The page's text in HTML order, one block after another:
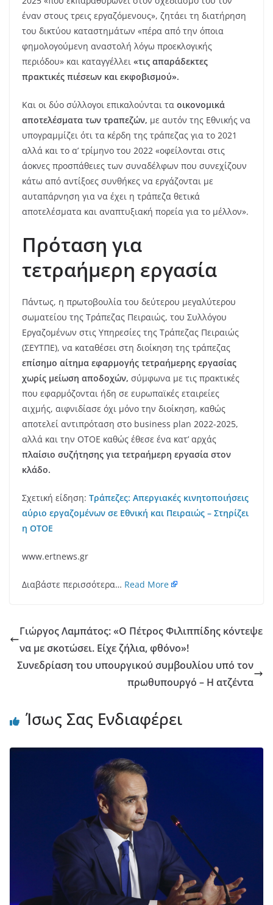
έναν στους τρεις εργαζόμενους», ζητάει τη διατήρηση
του δικτύου καταστημάτων «πέρα από την όποια
φημολογούμενη αναστολή λόγω προεκλογικής
περιόδου» και καταγγέλλει «τις απαράδεκτες
πρακτικές πιέσεων και εκφοβισμού».
Και οι δύο σύλλογοι επικαλούνται τα οικονομικά
αποτελέσματα των τραπεζών, με αυτόν της Εθνικής να
υπογραμμίζει ότι τα κέρδη της τράπεζας για το 2021
αλλά και το α’ τρίμηνο του 2022 «οφείλονται στις
άοκνες προσπάθειες των συναδέλφων που συνεχίζουν
κάτω από αντίξοες συνθήκες να εργάζονται με
αυταπάρνηση για να έχει η τράπεζα θετικά
αποτελέσματα και αναπτυξιακή πορεία για το μέλλον».
Πρόταση για
τετραήμερη εργασία
Πάντως, η πρωτοβουλία του δεύτερου μεγαλύτερου
σωματείου της Τράπεζας Πειραιώς, του Συλλόγου
Εργαζομένων στις Υπηρεσίες της Τράπεζας Πειραιώς
(ΣΕΥΤΠΕ), να καταθέσει στη διοίκηση της τράπεζας
επίσημο αίτημα εφαρμογής τετραήμερης εργασίας
χωρίς μείωση αποδοχών, σύμφωνα με τις πρακτικές
που εφαρμόζονται ήδη σε ευρωπαϊκές εταιρείες
αιχμής, αιφνιδίασε όχι μόνο την διοίκηση, καθώς
αποτελεί αντιπρόταση στο business plan 2022-2025,
αλλά και την ΟΤΟΕ καθώς έθεσε ένα κατ’ αρχάς
πλαίσιο συζήτησης για τετραήμερη εργασία στον
κλάδο.
Σχετική είδηση: Τράπεζες: Απεργιακές κινητοποιήσεις
αύριο εργαζομένων σε Εθνική και Πειραιώς – Στηρίζει
η ΟΤΟΕ
www.ertnews.gr
Διαβάστε περισσότερα… Read More
Γιώργος Λαμπάτος: «Ο Πέτρος Φιλιππίδης κόντεψε
να με σκοτώσει. Είχε ζήλια, φθόνο»!
Συνεδρίαση του υπουργικού συμβουλίου υπό τον
πρωθυπουργό – Η ατζέντα
Ίσως Σας Ενδιαφέρει